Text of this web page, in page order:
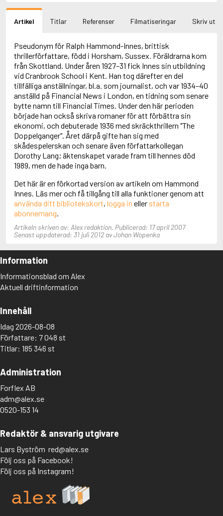
Adnan, Etel
Adolfsson, Evert
Adolfsson, Gunnar
Adolfsson, Josefine
Adolfsson, Maria
Adolphsen, Peter
Artikel Titlar Referenser Filmatiseringar Skriv ut
Pseudonym för Ralph Hammond-Innes, brittisk
thrillerförfattare, född i Horsham, Sussex. Föräldrarna kom
från Skottland. Under åren 1927–31 fick Innes sin utbildning
vid Cranbrook School i Kent. Han tog därefter en del
tillfälliga anställningar, bl.a. som journalist, och var 1934–40
anställd på Financial News i London, en tidning som senare
bytte namn till Financial Times. Under den här perioden
började han också skriva romaner för att förbättra sin
ekonomi, och debuterade 1936 med skräckthrillern "The
Doppelganger". Året därpå gifte han sig med
skådespelerskan och senare även författarkollegan
Dorothy Lang; äktenskapet varade fram till hennes död
1989, men de hade inga barn.
Det här är en förkortad version av artikeln om Hammond
Innes. Läs mer och få tillgång till alla funktioner genom att
använda ditt bibliotekskort, logga in eller starta
abonnemang
Artikeln skriven av: Alex redaktion. Publicerad: 17 april 2007
Senast uppdaterad: 31 juli 2012 av Johan Wopenka
Information
Informationsblad om Alex
Aktuell driftinformation
Innehåll
Idag 2026-08-08
Författare: 7 048 st
Titlar: 185 346 st
Administration
Forflex AB
adm@alex.se
0520-153 14
Redaktör & ansvarig utgivare
Lars Byström red@alex.se
Följ oss på Facebook!
Följ oss på Instagram!